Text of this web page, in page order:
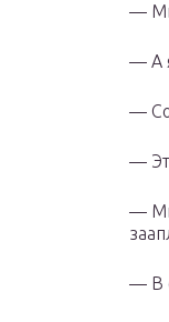
—
— А
—
—
—
— В